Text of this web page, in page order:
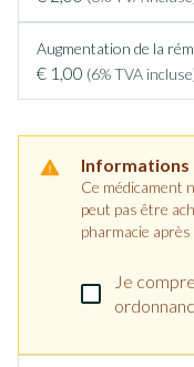
Augmentation de la
€ 1,00 (6% TVA
Ce médicament
peut pas être
pharmacie
Je